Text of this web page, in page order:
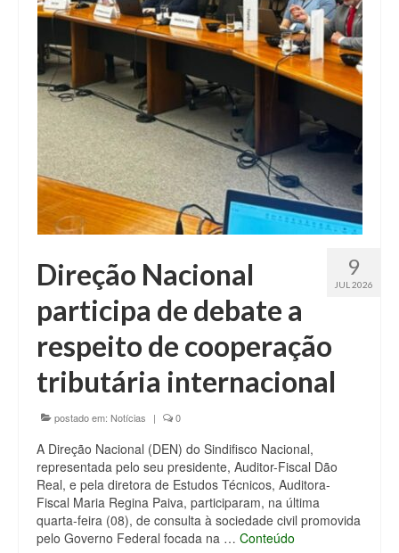
Fale conosco
9
JUL 2026
Direção Nacional
participa de debate a
respeito de cooperação
tributária internacional
postado em: Notícias | 0
A Direção Nacional (DEN) do Sindifisco Nacional,
representada pelo seu presidente, Auditor-Fiscal Dão
Real, e pela diretora de Estudos Técnicos, Auditora-
Fiscal Maria Regina Paiva, participaram, na última
quarta-feira (08), de consulta à sociedade civil promovida
pelo Governo Federal focada na … Conteúdo